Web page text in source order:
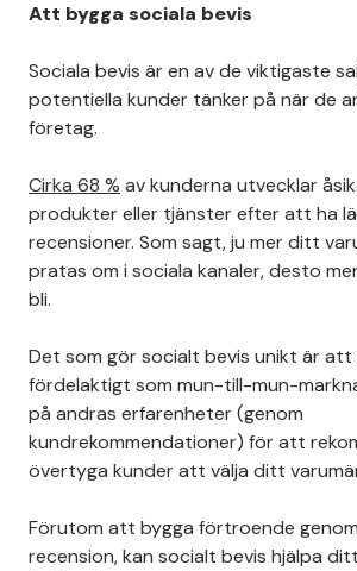
Att bygga sociala bevis
Sociala bevis är en av de viktigaste
potentiella kunder tänker på när de
företag.
Cirka 68 % av kunderna utvecklar
produkter eller tjänster efter att ha
recensioner. Som sagt, ju mer ditt
pratas om i sociala kanaler, desto
bli.
Det som gör socialt bevis unikt är att
fördelaktigt som mun-till-mun-
på andras erfarenheter (genom
kundrekommendationer) för att
övertyga kunder att välja ditt
Förutom att bygga förtroende
recension, kan socialt bevis hjälpa